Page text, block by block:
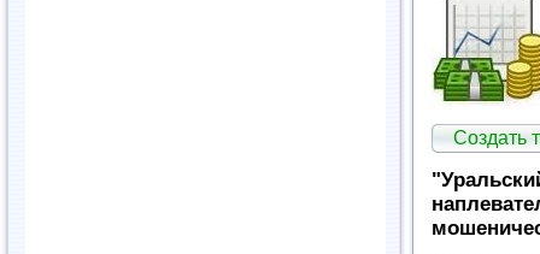
Создать